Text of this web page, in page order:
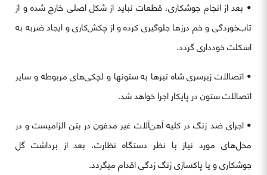
• بعد از انجام جوشکاری، قطعات نباید از شکل اصلی خارج شده و از
تاب‌خوردگی و خم درزها جلوگیری کرده و از چکش‌کاری و ایجاد ضربه به
اسکلت خودداری گردد.
• اتصالات زیرسری شاه تیرها به ستونها و لچکی‌های مربوطه و سایر
اتصالات ستون در پایکار اجرا خواهد شد.
• اجرای ضد زنگ در کلیه آهن‌آلات غیر مدفون در بتن الزامیست و در
محل‌های مورد نیاز با نظر دستگاه نظارت، بعد از برداشت گل
جوشکاری و یا پاکسازی زنگ زدگی اقدام میگردد.